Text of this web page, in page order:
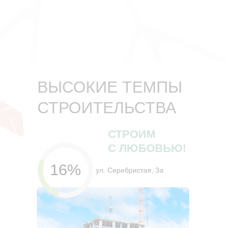
СТРОИМ
С ЛЮБОВЬЮ!
ВЫСОКИЕ ТЕМПЫ
СТРОИТЕЛЬСТВА
ул. Серебристая, 3а
16%